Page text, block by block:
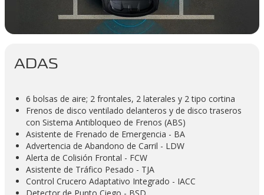
ADAS
6 bolsas de aire; 2 frontales, 2 laterales y 2 tipo cortina
Frenos de disco ventilado delanteros y de disco traseros
con Sistema Antibloqueo de Frenos (ABS)
Asistente de Frenado de Emergencia - BA
Advertencia de Abandono de Carril - LDW
Alerta de Colisión Frontal - FCW
Asistente de Tráfico Pesado - TJA
Control Crucero Adaptativo Integrado - IACC